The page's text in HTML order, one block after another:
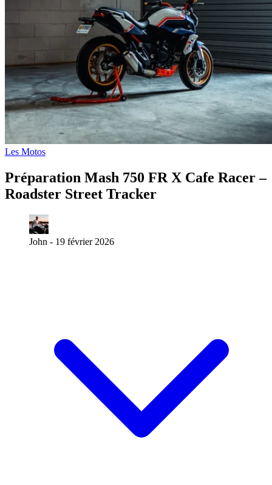
Les Motos
Préparation Mash 750 FR X Cafe Racer –
Roadster Street Tracker
John - 19 février 2026